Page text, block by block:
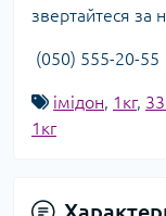
звертайтеся
(050) 555-20-55
імідон, 1кг,
1кг